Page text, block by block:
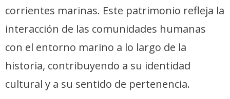
corrientes marinas. Este patrimonio refleja la
interacción de las comunidades humanas
con el entorno marino a lo largo de la
historia, contribuyendo a su identidad
cultural y a su sentido de pertenencia.